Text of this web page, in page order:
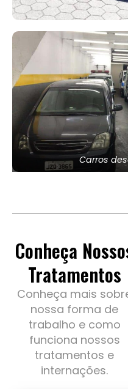
Carros
Conheça
Tratamentos
Conheça mais
nossa forma de
trabalho e como
funciona nossos
tratamentos e
internações.